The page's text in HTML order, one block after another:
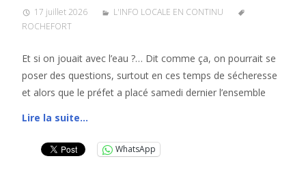
17 juillet 2026
L'INFO LOCALE EN CONTINU
ROCHEFORT
Et si on jouait avec l’eau ?… Dit comme ça, on pourrait se
poser des questions, surtout en ces temps de sécheresse
et alors que le préfet a placé samedi dernier l’ensemble
Lire la suite…
WhatsApp